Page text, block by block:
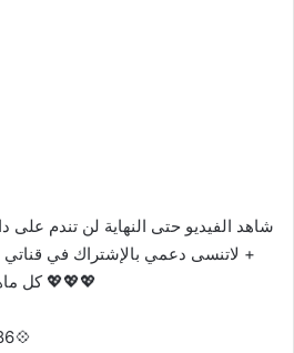
شاهد الفيديو حتى النهاية لن تندم
+ لاتنسى دعمي بالإشتراك في
كل ماهو مفيد و جديد شكرا أحبتي 💖💖💖